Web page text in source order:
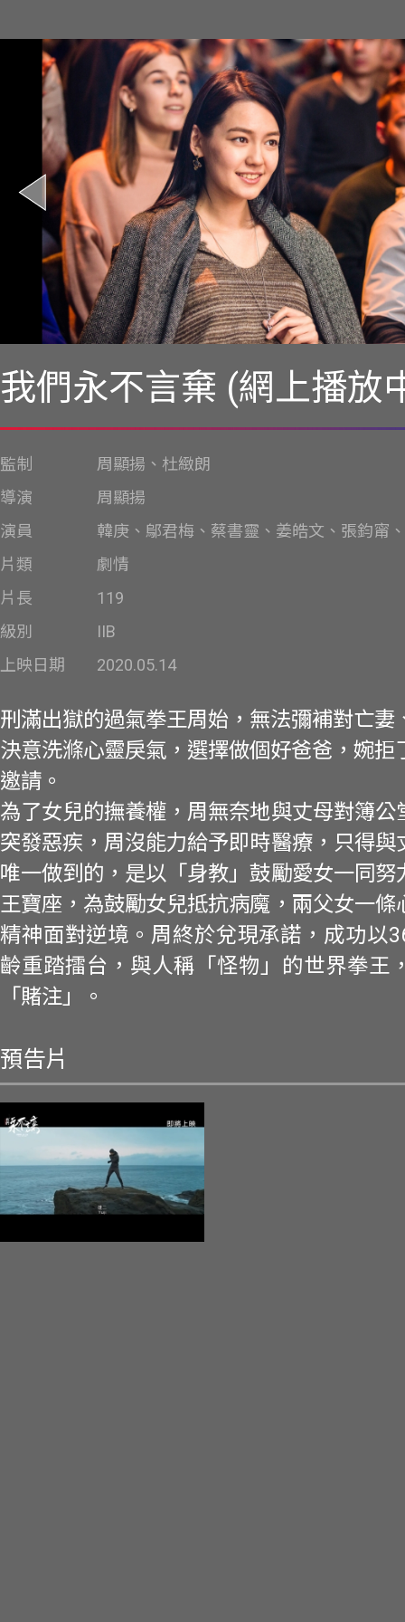
我們永不言棄 (網上播放
監制
周顯揚、杜緻朗
導演
周顯揚
演員
韓庚、鄔君梅、蔡書靈、姜皓文、張鈞甯
片類
劇情
片長
119
級別
IIB
上映日期
2020.05.14
刑滿出獄的過氣拳王周始，無法彌補對亡妻
決意洗滌心靈戾氣，選擇做個好爸爸，婉拒
邀請。
為了女兒的撫養權，周無奈地與丈母對簿公
突發惡疾，周沒能力給予即時醫療，只得與
唯一做到的，是以「身教」鼓勵愛女一同努
王寶座，為鼓勵女兒抵抗病魔，兩父女一條
精神面對逆境。周終於兌現承諾，成功以
齡重踏擂台，與人稱「怪物」的世界拳王
「賭注」。
預告片